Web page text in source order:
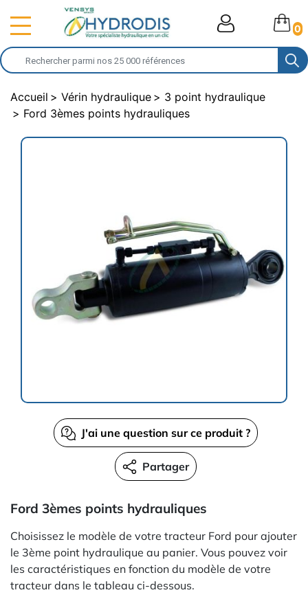
0
Accueil Vérin hydraulique
3 point hydraulique
Ford 3èmes points hydrauliques
J'ai une question sur ce produit ?
Partager
Ford 3èmes points hydrauliques
Choisissez le modèle de votre tracteur Ford pour ajouter
le 3ème point hydraulique au panier. Vous pouvez voir
les caractéristiques en fonction du modèle de votre
tracteur dans le tableau ci-dessous.